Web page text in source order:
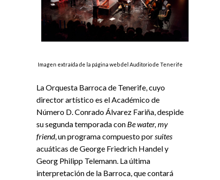
Imagen extraída de la página web del Auditorio de Tenerife
La Orquesta Barroca de Tenerife, cuyo
director artístico es el Académico de
Número D. Conrado Álvarez Fariña, despide
su segunda temporada con Be water, my
friend, un programa compuesto porsuites
acuáticas de George Friedrich Handel y
Georg Philipp Telemann. La última
interpretación de la Barroca, que contará